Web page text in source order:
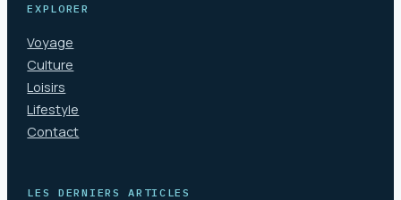
EXPLORER
Voyage
Culture
Loisirs
Lifestyle
Contact
LES DERNIERS ARTICLES